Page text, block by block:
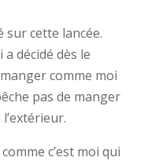
cette lancée.
décidé dès le
comme moi
pas de manger
c’est moi qui